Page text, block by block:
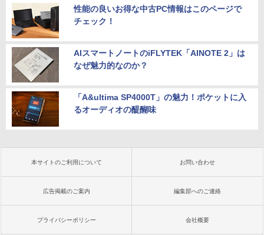
性能の良いお得な中古PC情報はこのページで
チェック！
AIスマートノートのiFLYTEK「AINOTE 2」は
なぜ魅力的なのか？
「A&ultima SP4000T」の魅力！ポケットに入
るオーディオの醍醐味
本サイトのご利用について お問い合わせ
広告掲載のご案内 編集部へのご連絡
プライバシーポリシー 会社概要